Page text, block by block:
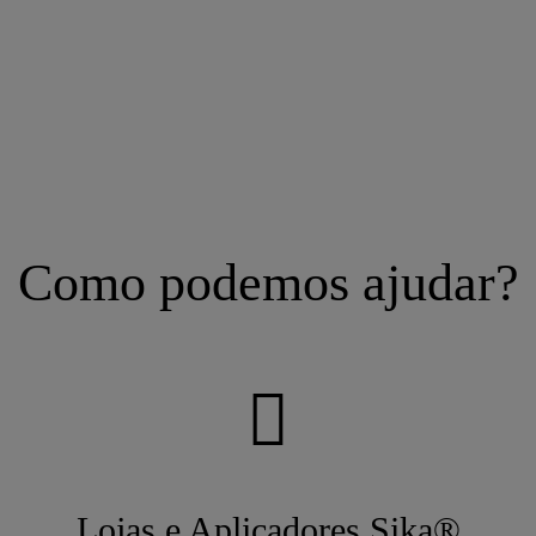
Como podemos ajudar?